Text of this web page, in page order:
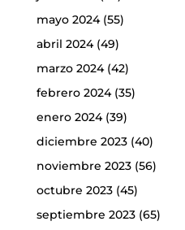
mayo 2024(55)
abril 2024(49)
marzo 2024(42)
febrero 2024(35)
enero 2024(39)
diciembre 2023(40)
noviembre 2023(56)
octubre 2023(45)
septiembre 2023(65)